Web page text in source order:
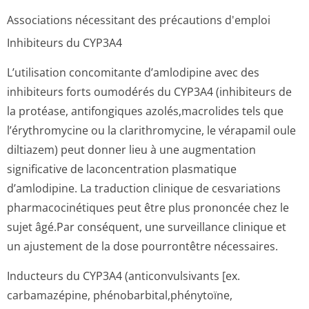
Associations nécessitant des précautions d'emploi
Inhibiteurs du CYP3A4
L’utilisation concomitante d’amlodipine avec des
inhibiteurs forts oumodérés du CYP3A4 (inhibiteurs de
la protéase, antifongiques azolés,macrolides tels que
l’érythromycine ou la clarithromycine, le vérapamil oule
diltiazem) peut donner lieu à une augmentation
significative de laconcentration plasmatique
d’amlodipine. La traduction clinique de cesvariations
pharmacocinétiques peut être plus prononcée chez le
sujet âgé.Par conséquent, une surveillance clinique et
un ajustement de la dose pourrontêtre nécessaires.
Inducteurs du CYP3A4 (anticonvulsivants [ex.
carbamazépine, phénobarbital,phé­nytoïne,